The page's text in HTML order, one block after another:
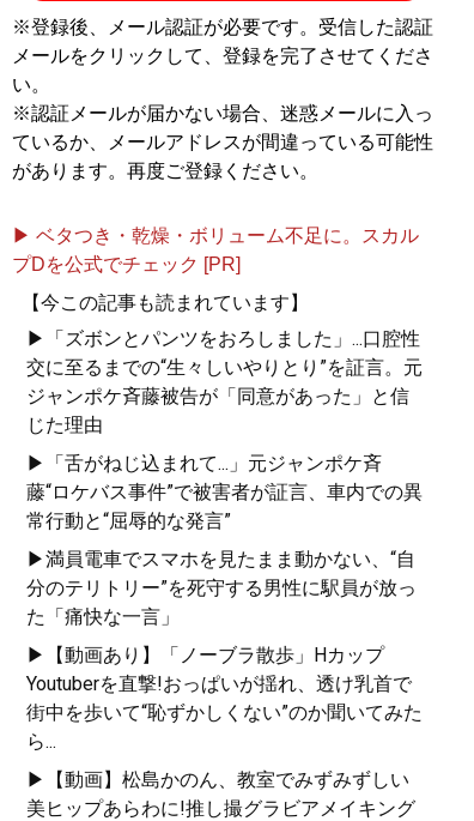
女の心理ルール 』
「本当に自分に合うベス
トパートナー」を見抜く
全技術！
がる男、「最後の女」に
で学ぶ男と女の新・心理
大全』
気は転職活動？
記事一覧へ
※登録後、メール認証が必要です。受信した認証
メールをクリックして、登録を完了させてくださ
い。
※認証メールが届かない場合、迷惑メールに入っ
ているか、メールアドレスが間違っている可能性
があります。再度ご登録ください。
▶ ベタつき・乾燥・ボリューム不足に。スカル
プDを公式でチェック [PR]
【今この記事も読まれています】
▶「ズボンとパンツをおろしました」...口腔性
交に至るまでの“生々しいやりとり”を証言。元
ジャンポケ斉藤被告が「同意があった」と信
じた理由
▶「舌がねじ込まれて...」元ジャンポケ斉
藤“ロケバス事件”で被害者が証言、車内での異
常行動と“屈辱的な発言”
▶満員電車でスマホを見たまま動かない、“自
分のテリトリー”を死守する男性に駅員が放っ
た「痛快な一言」
▶【動画あり】「ノーブラ散歩」Hカップ
Youtuberを直撃!おっぱいが揺れ、透け乳首で
街中を歩いて“恥ずかしくない”のか聞いてみた
ら...
▶【動画】松島かのん、教室でみずみずしい
美ヒップあらわに!推し撮グラビアメイキング